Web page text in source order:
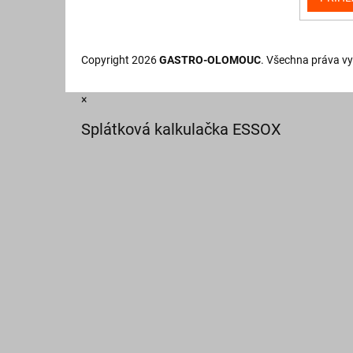
Copyright 2026GASTRO-OLOMOUC. Všechna práva
×
Splátková kalkulačka ESSOX